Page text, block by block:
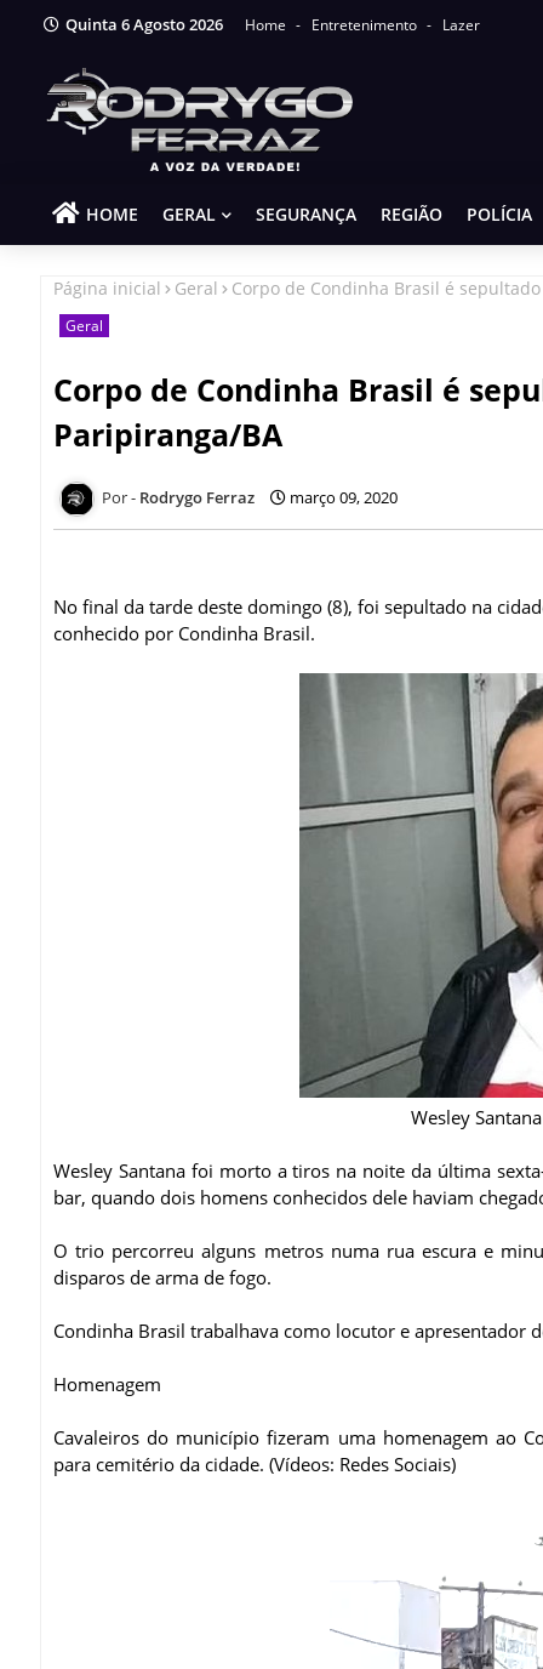
Quinta 6 Agosto 2026 Home Entretenimento Lazer
HOME GERAL SEGURANÇA REGIÃO POLÍCIA
Página inicial Geral Corpo de Condinha Brasil é
Geral
Corpo de Condinha Brasil é
Paripiranga/BA
Rodrygo Ferraz março 09, 2020
No final da tarde deste domingo (8), foi sepultado na
conhecido por Condinha Brasil.
Wesley
Wesley Santana foi morto a tiros na noite da última
bar, quando dois homens conhecidos dele haviam
O trio percorreu alguns metros numa rua escura e
disparos de arma de fogo.
Condinha Brasil trabalhava como locutor e apresentador
Homenagem
Cavaleiros do município fizeram uma homenagem ao
para cemitério da cidade. (Vídeos: Redes Sociais)